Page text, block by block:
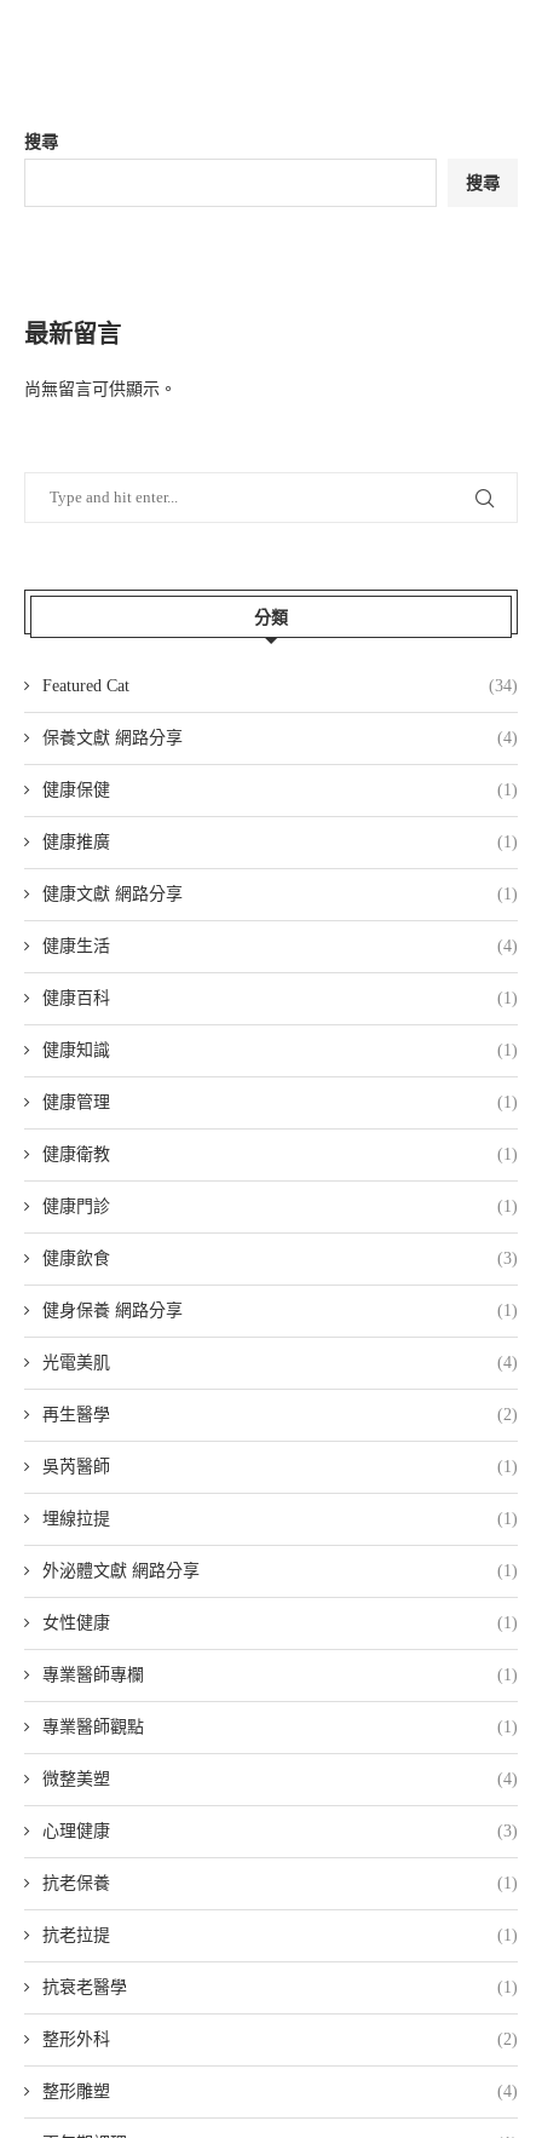
搜尋
搜尋
最新留言
尚無留言可供顯示。
分類
Featured Cat (34)
保養文獻 網路分享 (4)
健康保健 (1)
健康推廣 (1)
健康文獻 網路分享 (1)
健康生活 (4)
健康百科 (1)
健康知識 (1)
健康管理 (1)
健康衛教 (1)
健康門診 (1)
健康飲食 (3)
健身保養 網路分享 (1)
光電美肌 (4)
再生醫學 (2)
吳芮醫師 (1)
埋線拉提 (1)
外泌體文獻 網路分享 (1)
女性健康 (1)
專業醫師專欄 (1)
專業醫師觀點 (1)
微整美塑 (4)
心理健康 (3)
抗老保養 (1)
抗老拉提 (1)
抗衰老醫學 (1)
整形外科 (2)
整形雕塑 (4)